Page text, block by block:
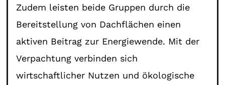
Zudem leisten beide Gruppen durch die
Bereitstellung von Dachflächen einen
aktiven Beitrag zur Energiewende. Mit der
Verpachtung verbinden sich
wirtschaftlicher Nutzen und ökologische